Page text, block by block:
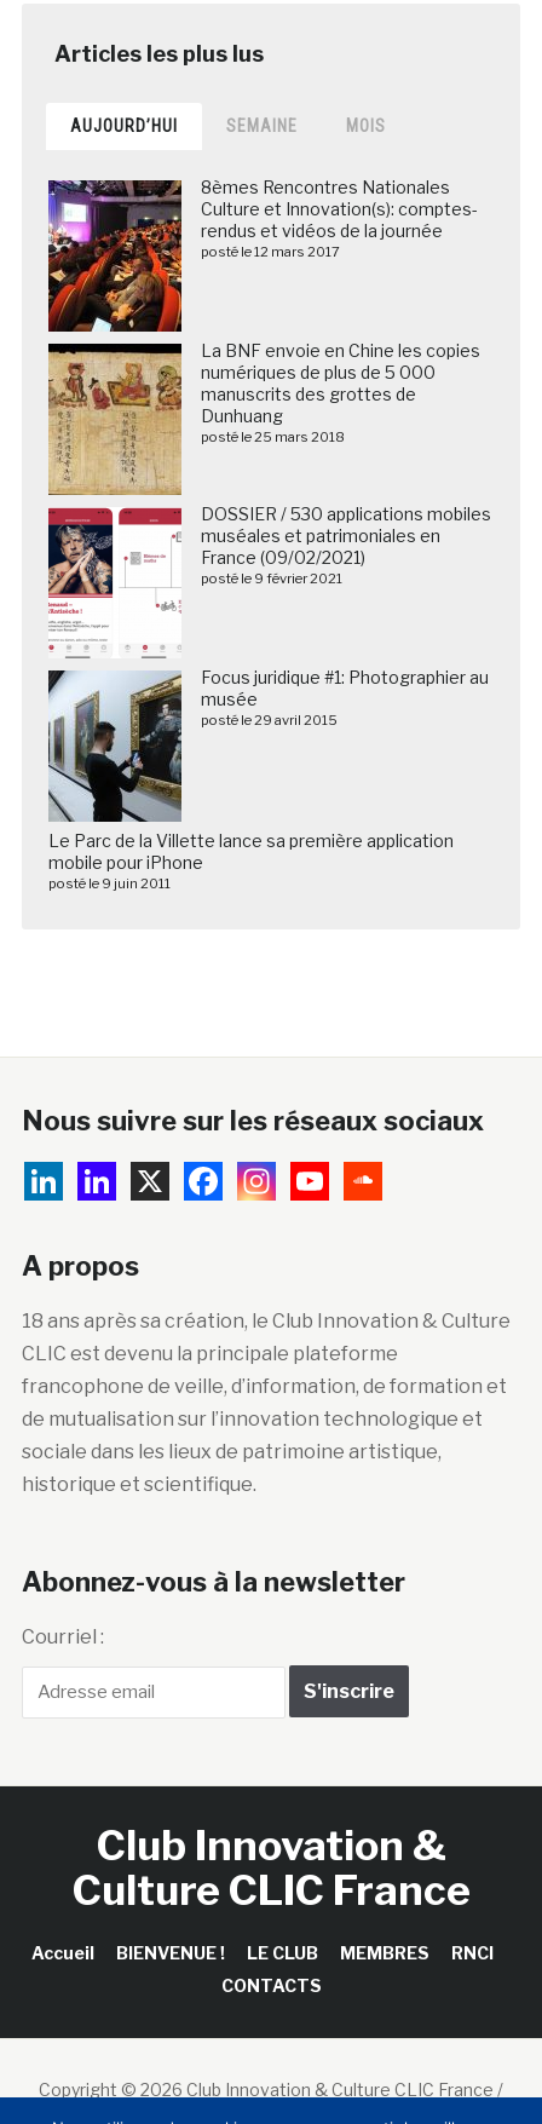
AUJOURD’HUI SEMAINE MOIS
8èmes Rencontres Nationales
Culture et Innovation(s): comptes-
rendus et vidéos de la journée
posté le 12 mars 2017
La BNF envoie en Chine les copies
numériques de plus de 5 000
manuscrits des grottes de
Dunhuang
posté le 25 mars 2018
DOSSIER / 530 applications mobiles
muséales et patrimoniales en
France (09/02/2021)
posté le 9 février 2021
Focus juridique #1: Photographier au
musée
posté le 29 avril 2015
Le Parc de la Villette lance sa première application
mobile pour iPhone
posté le 9 juin 2011
Nous suivre sur les réseaux sociaux
A propos
18 ans après sa création, le Club Innovation & Culture
CLIC est devenu la principale plateforme
francophone de veille, d’information, de formation et
de mutualisation sur l’innovation technologique et
sociale dans les lieux de patrimoine artistique,
historique et scientifique.
Abonnez-vous à la newsletter
Courriel :
Club Innovation &
Culture CLIC France
Accueil BIENVENUE ! LE CLUB MEMBRES
RNCI
CONTACTS
Copyright © 2026 Club Innovation & Culture CLIC France /
Sinapses Conseils